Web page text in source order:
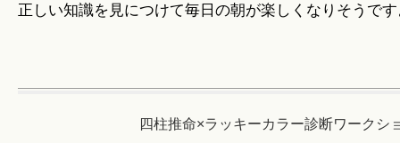
正しい知識を見につけて毎日の朝が楽しくなりそうで
四柱推命×ラッキーカラー診断ワークシ